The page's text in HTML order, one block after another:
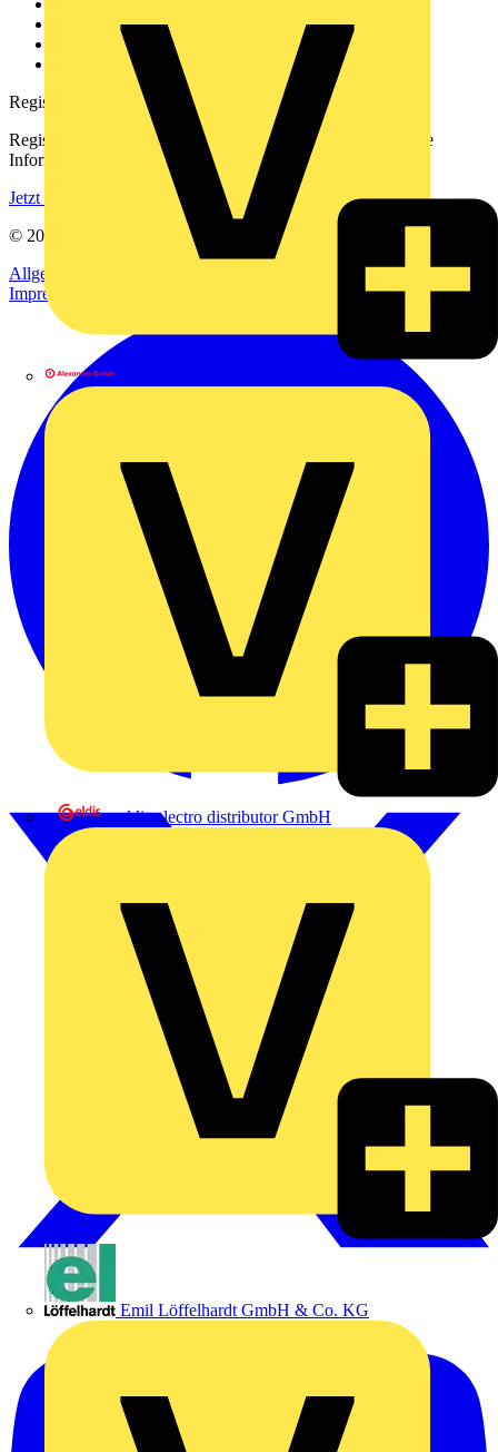
eldis electro distributor GmbH
Emil Löffelhardt GmbH & Co. KG
Downloadbereich (PDFs)
Häufig gestellte Fragen
voltimum.com
Registrierung
Registrieren Sie sich kostenlos und erhalten Sie stets aktuelle
Informationen aus der Elektroindustrie.
Jetzt registrieren
© 2002-
Allgemeine Geschäftsbedingungen
Datenschutzerklärung
Impressum